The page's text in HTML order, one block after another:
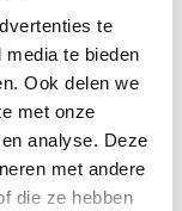
te
te bieden
Ook delen we
met onze
analyse. Deze
met andere
die ze hebben
RIDE NAVY
2024